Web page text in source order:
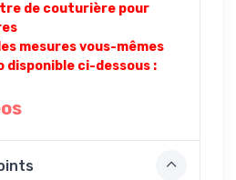
de couturière pour
mesures vous-mêmes
disponible ci-dessous :